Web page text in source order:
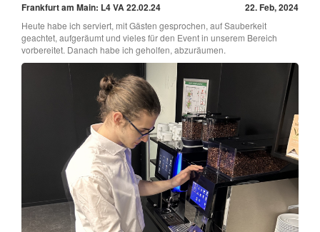
Frankfurt am Main: L4 VA 22.02.24 22. Feb, 2024
Heute habe ich serviert, mit Gästen gesprochen, auf Sauberkeit
geachtet, aufgeräumt und vieles für den Event in unserem Bereich
vorbereitet. Danach habe ich geholfen, abzuräumen.